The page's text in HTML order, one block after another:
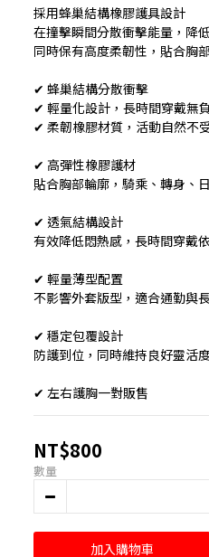
採用蜂巢結構橡膠護具設計
在撞擊瞬間分散衝擊能量，降
同時保有高度柔韌性，貼合胸
✔ 蜂巢結構分散衝擊
✔ 輕量化設計，長時間穿戴無
✔ 柔韌橡膠材質，活動自然不
✔ 高彈性橡膠護材
貼合胸部輪廓，騎乘、轉身、
✔ 透氣結構設計
有效降低悶熱感，長時間穿戴
✔ 輕量薄型配置
不影響外套版型，適合通勤與
✔ 穩定包覆設計
防護到位，同時維持良好靈活
✔ 左右護胸一對販售
NT$800
數量
加入購物車